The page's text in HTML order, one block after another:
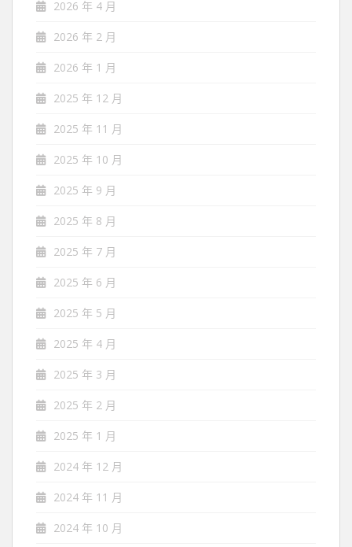
2026 年 4 月
2026 年 2 月
2026 年 1 月
2025 年 12 月
2025 年 11 月
2025 年 10 月
2025 年 9 月
2025 年 8 月
2025 年 7 月
2025 年 6 月
2025 年 5 月
2025 年 4 月
2025 年 3 月
2025 年 2 月
2025 年 1 月
2024 年 12 月
2024 年 11 月
2024 年 10 月